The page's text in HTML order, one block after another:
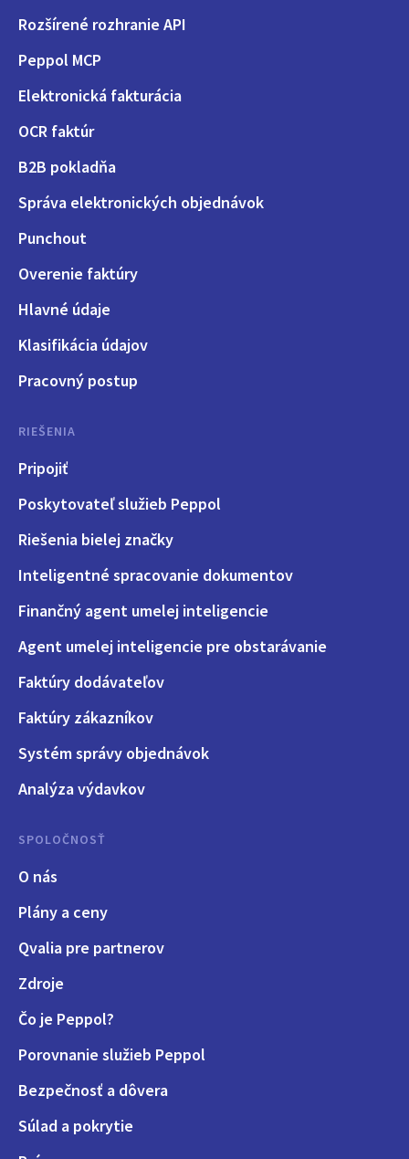
Rozšírené rozhranie API
Peppol MCP
Elektronická fakturácia
OCR faktúr
B2B pokladňa
Správa elektronických objednávok
Punchout
Overenie faktúry
Hlavné údaje
Klasifikácia údajov
Pracovný postup
RIEŠENIA
Pripojiť
Poskytovateľ služieb Peppol
Riešenia bielej značky
Inteligentné spracovanie dokumentov
Finančný agent umelej inteligencie
Agent umelej inteligencie pre obstarávanie
Faktúry dodávateľov
Faktúry zákazníkov
Systém správy objednávok
Analýza výdavkov
SPOLOČNOSŤ
O nás
Plány a ceny
Qvalia pre partnerov
Zdroje
Čo je Peppol?
Porovnanie služieb Peppol
Bezpečnosť a dôvera
Súlad a pokrytie